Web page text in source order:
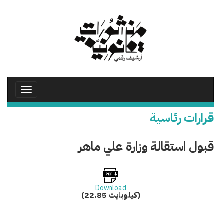
Toggle
قرارات رئاسية
قبول استقالة وزارة علي ماهر
Download
(22.85 كيلوبايت)